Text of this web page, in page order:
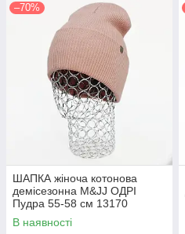
–70%
ШАПКА жіноча котонова
демісезонна M&JJ ОДРІ
Пудра 55-58 см 13170
В наявності